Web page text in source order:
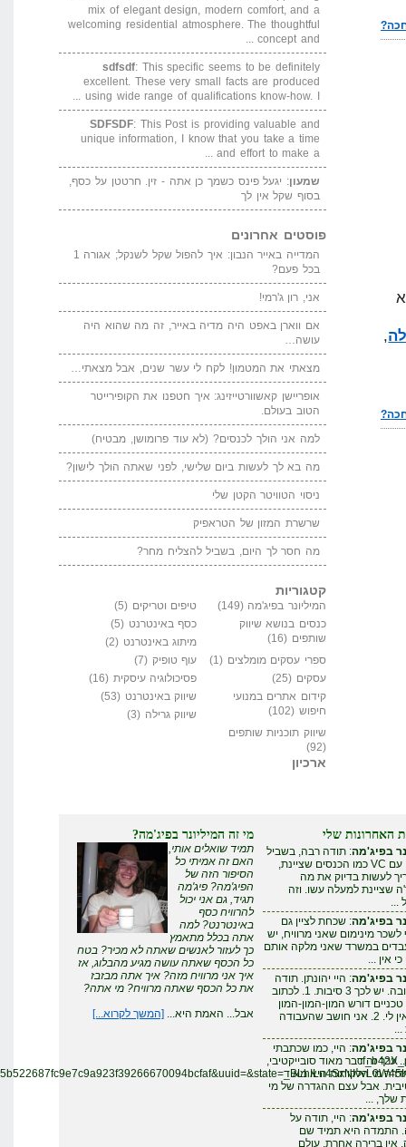
,
mix of elegant design, modern comfort, and a
welcoming residential atmosphere. The thoughtful
concept and ...
sdfsdf: This specific seems to be definitely
excellent. These very small facts are produced
using wide range of qualifications know-how. I ...
SDFSDF: This Post is providing valuable and
unique information, I know that you take a time
and effort to make a ...
שמעון: יגעל פינס כשמך כן אתה - זין. חרטטן על כסף,
בסוף שקל אין לך
פוסטים אחרונים
המדייה באייר הנבון: איך להפול שקל לשנקל; אגורה 1
בכל פעם?
אני, רון ג'רמי!
אם ווארן באפט היה מדיה באייר, זה מה שהוא היה
עושה…
מצאתי את המטמון! לקח לי עשר שנים, אבל מצאתי…
אופריישן קאשוורטייזינג: איך חטפנו את הקופירייטר
הטוב בעולם.
למה אני הולך לכנסים? (לא עוד פרומושן, מבטיח)
מה בא לך לעשות ביום שלישי, לפני שאתה הולך לישון?
ניסוי הטוויטר הקטן שלי
שרשרת המזון של הטראפיק
מה חסר לך היום, בשביל להצליח מחר?
קטגוריות
המיליונר בפיג'מה(149) טיפים וטריקים(5)
כנסים בנושא שיווק
שותפים(16)
כסף באינטרנט(5)
מיתוג באינטרנט(2)
ספרי עסקים מומלצים(1) עוף טופיק(7)
עסקים(25) פסיכולוגיה עיסקית(16)
קידום אתרים במנועי
חיפוש(102)
שיווק באינטרנט(53)
שיווק גרילה(3)
שיווק תוכניות שותפים
ארכיון
שלי
: תודה רבה, בשביל
להצליח עם VC כמו הכנסים שציינת,
לעשות בדיוק את מה
למעלה עשו. וזה
: שכחת לציין גם
מינימום שאני מרוויח, יש
במשרד שאני מלקה אותם
...
: היי יהונתן. תודה
על התגובה. יש לכך 3 סיבות. 1. לכתוב
דורש המון-המון-המון
זמן - שאין לי. 2. אני חושב שהעבודה
: היי, כמו שכתבתי
זה דבר מאוד סובייקטיבי,
מי הלקוחות היא מאוד
אבל עצם ההגדרה של מי
...
: היי, תודה על
היא תמיד שם
ברירה אחרת. עולם
מי זה המיליונר בפיג'מה?
תמיד שואלים אותי,
האם זה אמיתי כל
הסיפור הזה של
הפיג'מה? פיג'מה
תגיד, גם אני יכול
להרוויח כסף
באינטרנט? למה
אתה בכלל מתאמץ
כך לעזור לאנשים שאתה לא מכיר? בטח
כל הכסף שאתה עושה מגיע מהבלוג, אז
איך אני מרוויח מזה? איך אתה מבזבז
את כל הכסף שאתה מרוויח? מי אתה?
אבל... האמת היא...[המשך לקרוא...]